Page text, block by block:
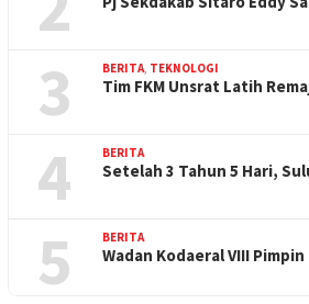
3 BERITA, TEKNOLOGI
Tim FKM Unsrat Latih
4 BERITA
Setelah 3 Tahun 5 Hari,
5 BERITA
Wadan Kodaeral VIII